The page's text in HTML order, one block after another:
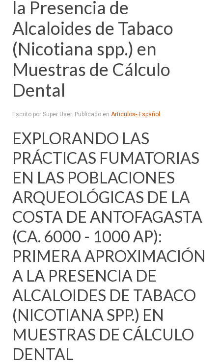
la Presencia de
Alcaloides de Tabaco
(Nicotiana spp.) en
Muestras de Cálculo
Dental
Escrito por Super User. Publicado en Articulos- Español
EXPLORANDO LAS
PRÁCTICAS FUMATORIAS
EN LAS POBLACIONES
ARQUEOLÓGICAS DE LA
COSTA DE ANTOFAGASTA
(CA. 6000 - 1000 AP):
PRIMERA APROXIMACIÓN
A LA PRESENCIA DE
ALCALOIDES DE TABACO
(NICOTIANA SPP.) EN
MUESTRAS DE CÁLCULO
DENTAL